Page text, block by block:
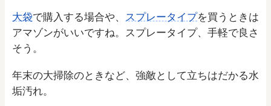
大袋で購入する場合や、 スプレータイプを買うときは
アマゾンがいいですね。スプレータイプ、手軽で良さ
そう。
年末の大掃除のときなど、強敵として立ちはだかる水
垢汚れ。